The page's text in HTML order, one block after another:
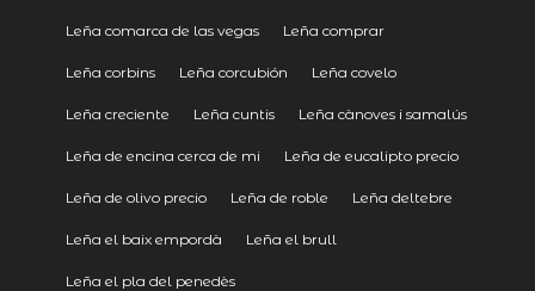
Leña comarca de las vegas Leña comprar
Leña corbins Leña corcubión Leña covelo
Leña creciente Leña cuntis Leña cànoves i samalús
Leña de encina cerca de mi Leña de eucalipto precio
Leña de olivo precio Leña de roble Leña deltebre
Leña el baix empordà Leña el brull
Leña el pla del penedès